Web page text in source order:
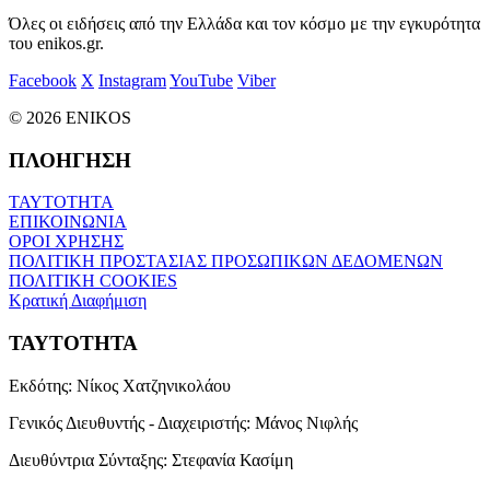
Όλες οι ειδήσεις από την Ελλάδα και τον κόσμο με την εγκυρότητα
του enikos.gr.
Facebook X InstagramYouTube Viber
© 2026 ENIKOS
ΠΛΟΗΓΗΣΗ
ΤΑΥΤΟΤΗΤΑ
ΕΠΙΚΟΙΝΩΝΙΑ
ΟΡΟΙ ΧΡΗΣΗΣ
ΠΟΛΙΤΙΚΗ ΠΡΟΣΤΑΣΙΑΣ ΠΡΟΣΩΠΙΚΩΝ ΔΕΔΟΜΕΝΩΝ
ΠΟΛΙΤΙΚΗ COOKIES
Κρατική Διαφήμιση
ΤΑΥΤΟΤΗΤΑ
Εκδότης: Νίκος Χατζηνικολάου
Γενικός Διευθυντής - Διαχειριστής: Μάνος Νιφλής
Διευθύντρια Σύνταξης: Στεφανία Κασίμη